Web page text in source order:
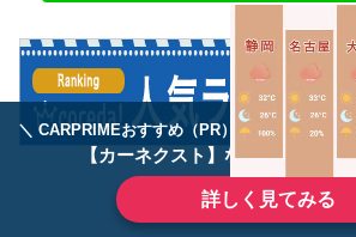
＼ CARPRIMEおすすめ（PR） ／ディーラーで
【カーネクスト】ならどんなクル
詳しく見てみる